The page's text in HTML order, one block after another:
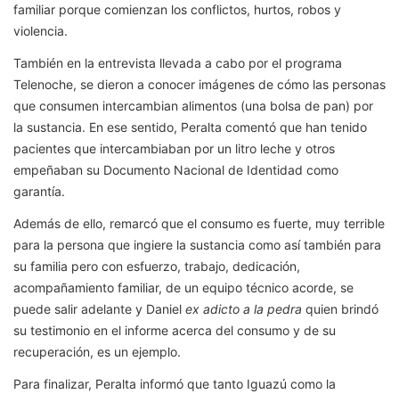
familiar porque comienzan los conflictos, hurtos, robos y
violencia.
También en la entrevista llevada a cabo por el programa
Telenoche, se dieron a conocer imágenes de cómo las personas
que consumen intercambian alimentos (una bolsa de pan) por
la sustancia. En ese sentido, Peralta comentó que han tenido
pacientes que intercambiaban por un litro leche y otros
empeñaban su Documento Nacional de Identidad como
garantía.
Además de ello, remarcó que el consumo es fuerte, muy terrible
para la persona que ingiere la sustancia como así también para
su familia pero con esfuerzo, trabajo, dedicación,
acompañamiento familiar, de un equipo técnico acorde, se
puede salir adelante y Daniel ex adicto a la pedra quien brindó
su testimonio en el informe acerca del consumo y de su
recuperación, es un ejemplo.
Para finalizar, Peralta informó que tanto Iguazú como la